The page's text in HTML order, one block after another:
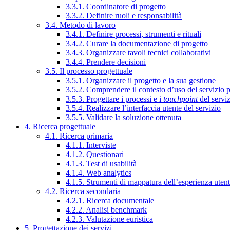
3.3.1. Coordinatore di progetto
3.3.2. Definire ruoli e responsabilità
3.4. Metodo di lavoro
3.4.1. Definire processi, strumenti e rituali
3.4.2. Curare la documentazione di progetto
3.4.3. Organizzare tavoli tecnici collaborativi
3.4.4. Prendere decisioni
3.5. Il processo progettuale
3.5.1. Organizzare il progetto e la sua gestione
3.5.2. Comprendere il contesto d’uso del servizio
3.5.3. Progettare i processi e i touchpointdel
3.5.4. Realizzare l’interfaccia utente del servizio
3.5.5. Validare la soluzione ottenuta
4. Ricerca progettuale
4.1. Ricerca primaria
4.1.1. Interviste
4.1.2. Questionari
4.1.3. Test di usabilità
4.1.4. Web analytics
4.1.5. Strumenti di mappatura dell’esperienza
4.2. Ricerca secondaria
4.2.1. Ricerca documentale
4.2.2. Analisi benchmark
4.2.3. Valutazione euristica
5. Progettazione dei servizi